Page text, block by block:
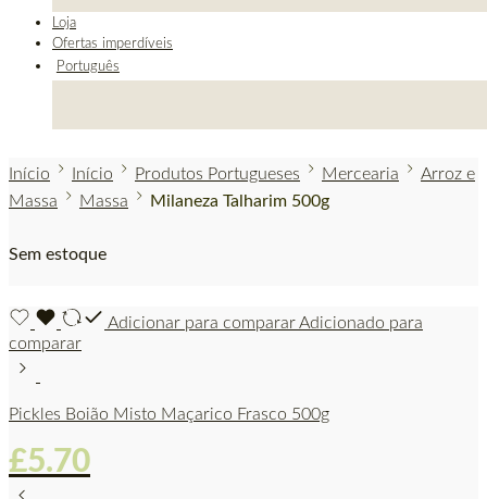
Loja
Ofertas imperdíveis
Português
Início Início Produtos Portugueses Mercearia
Arroz e
Massa
Massa Milaneza Talharim 500g
Sem estoque
Adicionar para compararAdicionado para
comparar
Pickles Boião Misto Maçarico Frasco 500g
£5.70